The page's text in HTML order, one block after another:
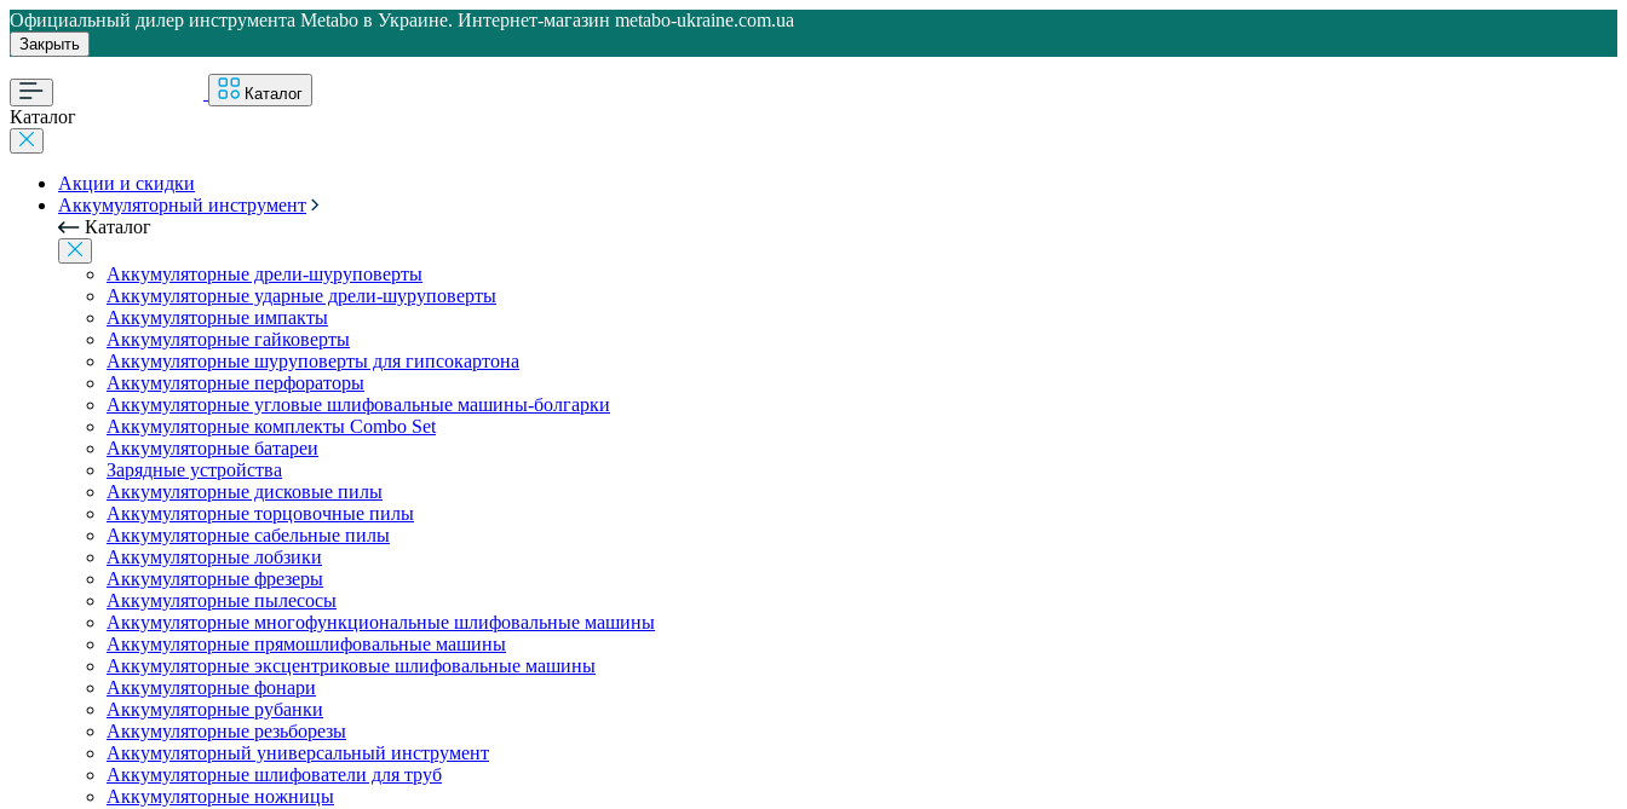
Официальный дилер инструмента Metabo в Украине. Интернет-магазин metabo-ukraine.com.ua
Закрыть
Каталог
Каталог
Акции и скидки
Аккумуляторный инструмент
Каталог
Аккумуляторные дрели-шуруповерты
Аккумуляторные ударные дрели-шуруповерты
Аккумуляторные импакты
Аккумуляторные гайковерты
Аккумуляторные шуруповерты для гипсокартона
Аккумуляторные перфораторы
Аккумуляторные угловые шлифовальные машины-болгарки
Аккумуляторные комплекты Combo Set
Аккумуляторные батареи
Зарядные устройства
Аккумуляторные дисковые пилы
Аккумуляторные торцовочные пилы
Аккумуляторные сабельные пилы
Аккумуляторные лобзики
Аккумуляторные фрезеры
Аккумуляторные пылесосы
Аккумуляторные многофункциональные шлифовальные машины
Аккумуляторные прямошлифовальные машины
Аккумуляторные эксцентриковые шлифовальные машины
Аккумуляторные фонари
Аккумуляторные рубанки
Аккумуляторные резьборезы
Аккумуляторный универсальный инструмент
Аккумуляторные шлифователи для труб
Аккумуляторные ножницы